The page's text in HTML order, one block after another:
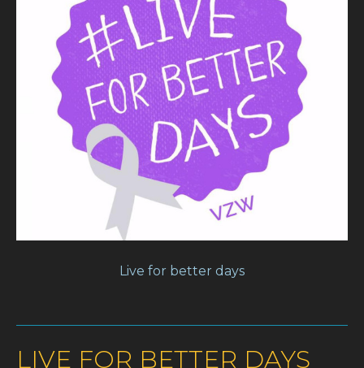
Live for better days
LIVE FOR BETTER DAYS